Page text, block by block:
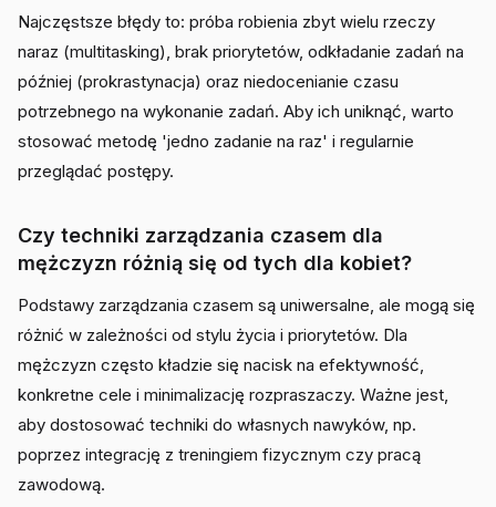
Najczęstsze błędy to: próba robienia zbyt wielu rzeczy
naraz (multitasking), brak priorytetów, odkładanie zadań na
później (prokrastynacja) oraz niedocenianie czasu
potrzebnego na wykonanie zadań. Aby ich uniknąć, warto
stosować metodę 'jedno zadanie na raz' i regularnie
przeglądać postępy.
Czy techniki zarządzania czasem dla
mężczyzn różnią się od tych dla kobiet?
Podstawy zarządzania czasem są uniwersalne, ale mogą się
różnić w zależności od stylu życia i priorytetów. Dla
mężczyzn często kładzie się nacisk na efektywność,
konkretne cele i minimalizację rozpraszaczy. Ważne jest,
aby dostosować techniki do własnych nawyków, np.
poprzez integrację z treningiem fizycznym czy pracą
zawodową.